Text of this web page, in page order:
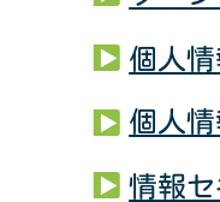
個人
個人
情報